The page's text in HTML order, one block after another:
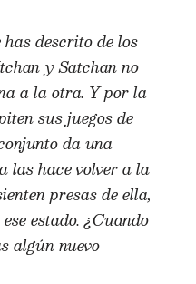
has descrito de los
y Satchan no
a la otra. Y por la
sus juegos de
da una
las hace volver a la
presas de ella,
estado. ¿Cuando
algún nuevo